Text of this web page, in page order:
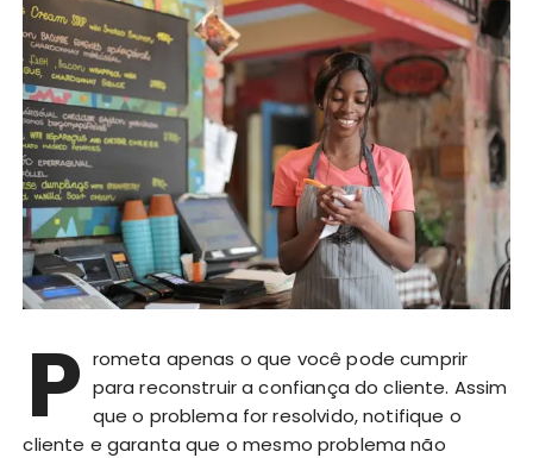
P rometa apenas o que você pode cumprir
para reconstruir a confiança do cliente. Assim
que o problema for resolvido, notifique o
cliente e garanta que o mesmo problema não